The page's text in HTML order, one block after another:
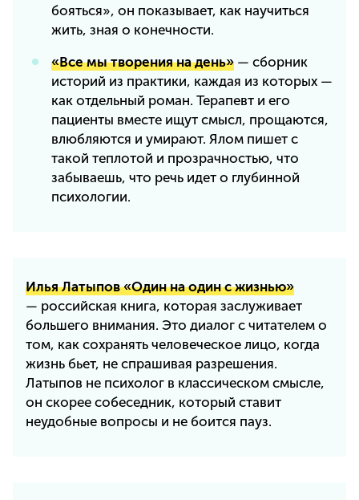
бояться», он показывает, как научиться
жить, зная о конечности.
«Все мы творения на день» — сборник
историй из практики, каждая из которых —
как отдельный роман. Терапевт и его
пациенты вместе ищут смысл, прощаются,
влюбляются и умирают. Ялом пишет с
такой теплотой и прозрачностью, что
забываешь, что речь идет о глубинной
психологии.
Илья Латыпов «Один на один с жизнью»
— российская книга, которая заслуживает
большего внимания. Это диалог с читателем о
том, как сохранять человеческое лицо, когда
жизнь бьет, не спрашивая разрешения.
Латыпов не психолог в классическом смысле,
он скорее собеседник, который ставит
неудобные вопросы и не боится пауз.